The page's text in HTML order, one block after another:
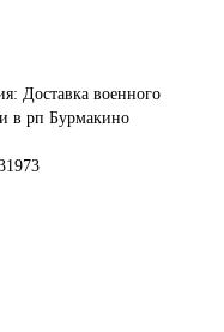
Доставка военного
в рп Бурмакино